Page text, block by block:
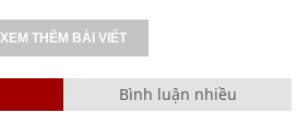
XEM THÊM BÀI VIẾT
Bình luận nhiều